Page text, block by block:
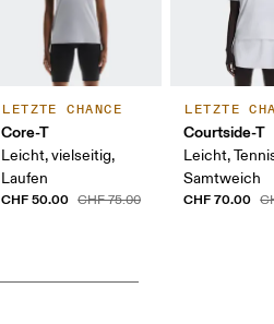
LETZTE CHANCE
Core-T
Leicht, vielseitig,
Laufen
CHF 50.00 CHF 75.00
LETZTE
Courtside-T
Leicht,
Samtweich
CHF 70.00